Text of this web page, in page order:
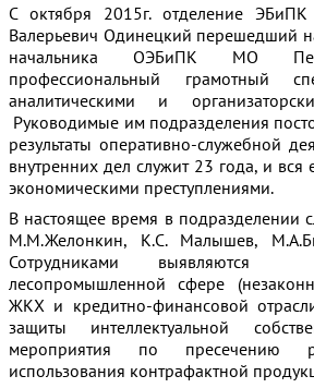
С октября 2015г. отделение ЭБиПК
Валерьевич Одинецкий перешедший
начальника ОЭБиПК МО
профессиональный грамотный
аналитическими и
Руководимые им подразделения
результаты оперативно-служебной
внутренних дел служит 23 года, и вся
экономическими преступлениями.
В настоящее время в подразделении
М.М.Желонкин, К.С. Малышев,
Сотрудниками выявляются
лесопромышленной сфере
ЖКХ и кредитно-финансовой
защиты интеллектуальной
мероприятия по пресечению
использования контрафактной